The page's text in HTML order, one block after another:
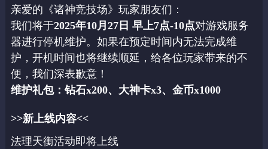
亲爱的《诸神竞技场》玩家朋友们：
我们将于2025年10月27日 早上7点-10点对游戏服务
器进行停机维护。如果在预定时间内无法完成维
护，开机时间也将继续顺延，给各位玩家带来的不
便，我们深表歉意！
维护礼包：钻石x200、 大神卡x3、金币x1000
>>新上线内容<<
法理天衡活动即将上线